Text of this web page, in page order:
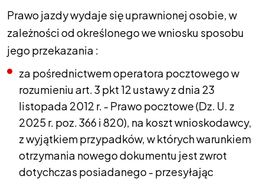
Prawo jazdy wydaje się uprawnionej osobie, w
zależności od określonego we wniosku sposobu
jego przekazania :
za pośrednictwem operatora pocztowego w
rozumieniu art. 3 pkt 12 ustawy z dnia 23
listopada 2012 r. - Prawo pocztowe (Dz. U. z
2025 r. poz. 366 i 820), na koszt wnioskodawcy,
z wyjątkiem przypadków, w których warunkiem
otrzymania nowego dokumentu jest zwrot
dotychczas posiadanego - przesyłając